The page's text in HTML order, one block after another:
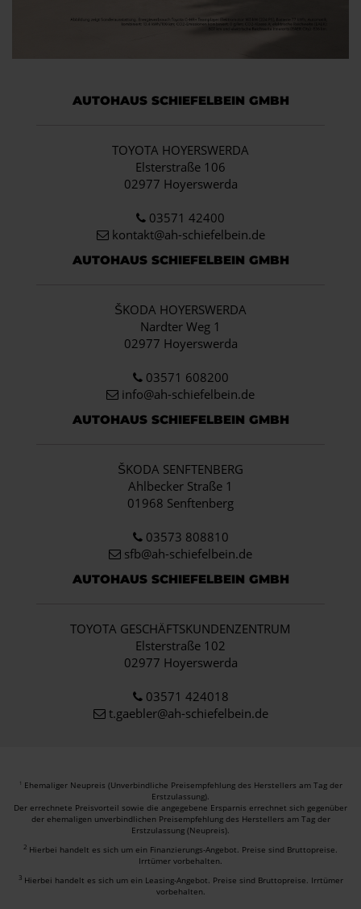
AUTOHAUS SCHIEFELBEIN GMBH
TOYOTA HOYERSWERDA
Elsterstraße 106
02977 Hoyerswerda
03571 42400
kontakt@ah-schiefelbein.de
AUTOHAUS SCHIEFELBEIN GMBH
ŠKODA HOYERSWERDA
Nardter Weg 1
02977 Hoyerswerda
03571 608200
info@ah-schiefelbein.de
AUTOHAUS SCHIEFELBEIN GMBH
ŠKODA SENFTENBERG
Ahlbecker Straße 1
01968 Senftenberg
03573 808810
sfb@ah-schiefelbein.de
AUTOHAUS SCHIEFELBEIN GMBH
TOYOTA GESCHÄFTSKUNDENZENTRUM
Elsterstraße 102
02977 Hoyerswerda
03571 424018
t.gaebler@ah-schiefelbein.de
1 Ehemaliger Neupreis (Unverbindliche Preisempfehlung des Herstellers am Tag der
Erstzulassung).
Der errechnete Preisvorteil sowie die angegebene Ersparnis errechnet sich gegenüber
der ehemaligen unverbindlichen Preisempfehlung des Herstellers am Tag der
Erstzulassung (Neupreis).
2 Hierbei handelt es sich um ein Finanzierungs-Angebot. Preise sind Bruttopreise.
Irrtümer vorbehalten.
3 Hierbei handelt es sich um ein Leasing-Angebot. Preise sind Bruttopreise. Irrtümer
vorbehalten.